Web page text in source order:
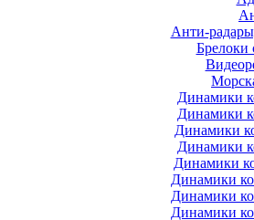
Анти-
Брелоки
Динамики
Динамики
Динамики
Динамики
Динамики
Динамики
Динамики
Динамики